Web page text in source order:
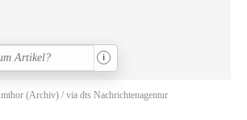
(Archiv) / via dts Nachrichtenagentur
i